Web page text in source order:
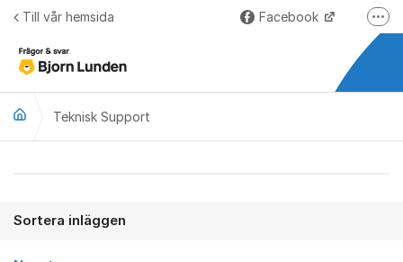
Hoppa till innehåll
Till vår hemsida Facebook
Teknisk Support
Sortera inläggen